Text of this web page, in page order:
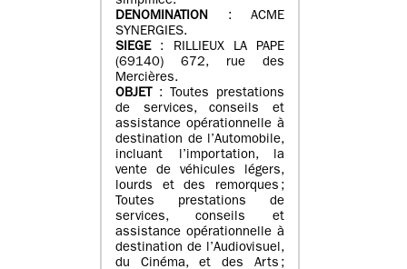
DENOMINATION : ACME
SYNERGIES.
SIEGE: RILLIEUX LA PAPE
(69140) 672, rue des
Mercières.
OBJET
: Toutes prestations
de services, conseils et
assistance opérationnelle à
destination de l’Automobile,
incluant l’importation, la
vente de véhicules légers,
lourds et des remorques ;
Toutes prestations de
services, conseils et
assistance opérationnelle à
destination de l’Audiovisuel,
du Cinéma, et des Arts ;